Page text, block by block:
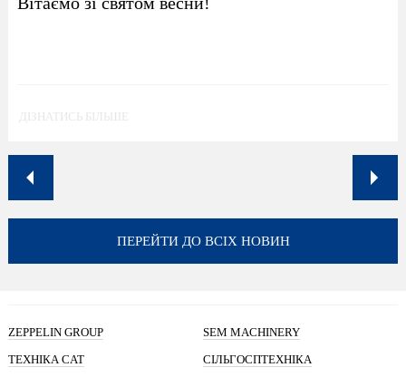
ДІЗНАТИСЬ БІЛЬШЕ
ПЕРЕЙТИ ДО ВСІХ НОВИН
ZEPPELIN GROUP
SEM MACHINERY
ТЕХНІКА CAT
СІЛЬГОСПТЕХНІКА